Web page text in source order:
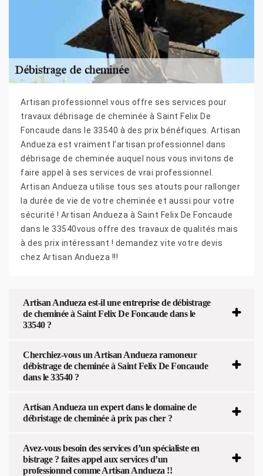
Artisan professionnel vous offre ses services pour
travaux débrisage de cheminée à Saint Felix De
Foncaude dans le 33540 à des prix bénéfiques. Artisan
Andueza est vraiment l’artisan professionnel dans
débrisage de cheminée auquel nous vous invitons de
faire appel à ses services de vrai professionnel.
Artisan Andueza utilise tous ses atouts pour rallonger
la durée de vie de votre cheminée et aussi pour votre
sécurité ! Artisan Andueza à Saint Felix De Foncaude
dans le 33540vous offre des travaux de qualités mais
à des prix intéressant ! demandez vite votre devis
chez Artisan Andueza !!!
Artisan Andueza est-il une entreprise de débistrage
de cheminée à Saint Felix De Foncaude dans le
33540 ?
Cherchiez-vous un Artisan Andueza ramoneur
débistrage de cheminée à Saint Felix De Foncaude
dans le 33540 ?
Artisan Andueza un expert dans le domaine de
débristage de cheminée à prix pas cher ?
Avez-vous besoin des services d’un spécialiste en
bistrage ? faites appel aux services d’un
professionnel comme Artisan Andueza !!